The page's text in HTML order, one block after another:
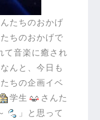
んたちのおかげ
ちのおかげで
て音楽に癒され
んと、今日も
ちの企画イベ
学生
さんた
」と思って